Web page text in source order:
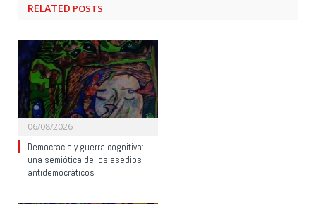
RELATED POSTS
06/08/2026
Democracia y guerra cognitiva:
una semiótica de los asedios
antidemocráticos